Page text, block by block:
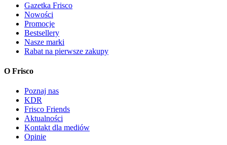
Gazetka Frisco
Nowości
Promocje
Bestsellery
Nasze marki
Rabat na pierwsze zakupy
O Frisco
Poznaj nas
KDR
Frisco Friends
Aktualności
Kontakt dla mediów
Opinie